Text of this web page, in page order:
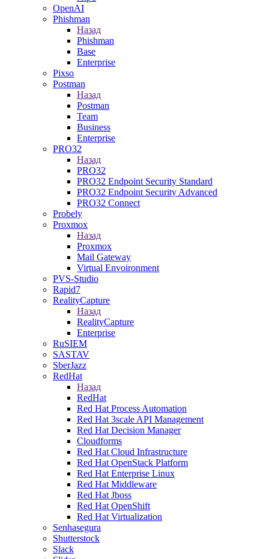
OpenAI
Phishman
Назад
Phishman
Base
Enterprise
Pixso
Postman
Назад
Postman
Team
Business
Enterprise
PRO32
Назад
PRO32
PRO32 Endpoint Security Standard
PRO32 Endpoint Security Advanced
PRO32 Connect
Probely
Proxmox
Назад
Proxmox
Mail Gateway
Virtual Envoironment
PVS-Studio
Rapid7
RealityCapture
Назад
RealityCapture
Enterprise
RuSIEM
SASTAV
SberJazz
RedHat
Назад
RedHat
Red Hat Process Automation
Red Hat 3scale API Management
Red Hat Decision Manager
Cloudforms
Red Hat Cloud Infrastructure
Red Hat OpenStack Platform
Red Hat Enterprise Linux
Red Hat Middleware
Red Hat Jboss
Red Hat OpenShift
Red Hat Virtualization
Senhasegura
Shutterstock
Slack